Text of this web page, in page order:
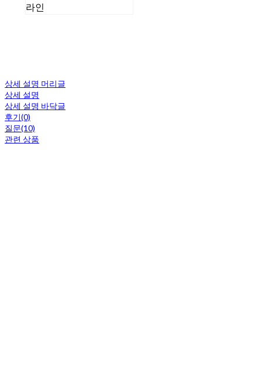
라인
상세 설명 머리글
상세 설명
상세 설명 바닥글
후기(0)
질문(10)
관련 상품